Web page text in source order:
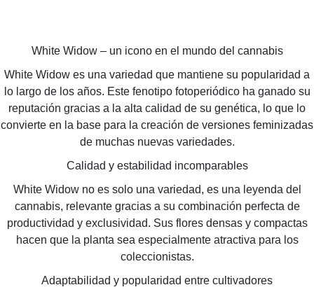
White Widow – un icono en el mundo del cannabis
White Widow es una variedad que mantiene su popularidad a
lo largo de los años. Este fenotipo fotoperiódico ha ganado su
reputación gracias a la alta calidad de su genética, lo que lo
convierte en la base para la creación de versiones feminizadas
de muchas nuevas variedades.
Calidad y estabilidad incomparables
White Widow no es solo una variedad, es una leyenda del
cannabis, relevante gracias a su combinación perfecta de
productividad y exclusividad. Sus flores densas y compactas
hacen que la planta sea especialmente atractiva para los
coleccionistas.
Adaptabilidad y popularidad entre cultivadores